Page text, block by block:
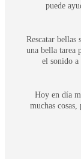
puede
Rescatar bellas
una bella tarea
el sonido a
Hoy en día
muchas